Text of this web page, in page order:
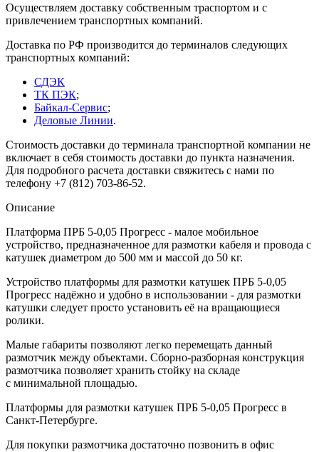
Осуществляем доставку собственным траспортом и с
привлечением транспортных компаний.
Доставка по РФ производится до терминалов следующих
транспортных компаний:
СДЭК
ТК ПЭК;
Байкал-Сервис;
Деловые Линии.
Стоимость доставки до терминала транспортной компании не
включает в себя стоимость доставки до пункта назначения.
Для подробного расчета доставки свяжитесь с нами по
телефону +7 (812) 703-86-52.
Описание
Платформа ПРБ 5-0,05 Прогресс - малое мобильное
устройство, предназначенное для размотки кабеля и провода с
катушек диаметром до 500 мм и массой до 50 кг.
Устройство платформы для размотки катушек ПРБ 5-0,05
Прогресс надёжно и удобно в использовании - для размотки
катушки следует просто установить её на вращающиеся
ролики.
Малые габариты позволяют легко перемещать данный
размотчик между объектами. Сборно-разборная конструкция
размотчика позволяет хранить стойку на складе
с минимальной площадью.
Платформы для размотки катушек ПРБ 5-0,05 Прогресс в
Санкт-Петербурге.
Для покупки размотчика достаточно позвонить в офис